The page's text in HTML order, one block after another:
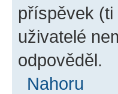
příspěvek
uživatelé
odpověděl.
Nahoru